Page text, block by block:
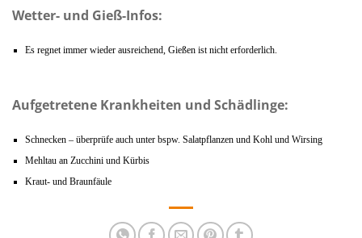
Wetter- und Gieß-Infos:
Es regnet immer wieder ausreichend, Gießen ist nicht erforderlich.
Aufgetretene Krankheiten und Schädlinge:
Schnecken – überprüfe auch unter bspw. Salatpflanzen und Kohl und Wirsing
Mehltau an Zucchini und Kürbis
Kraut- und Braunfäule